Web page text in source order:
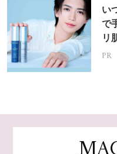
い
で
リ
PR